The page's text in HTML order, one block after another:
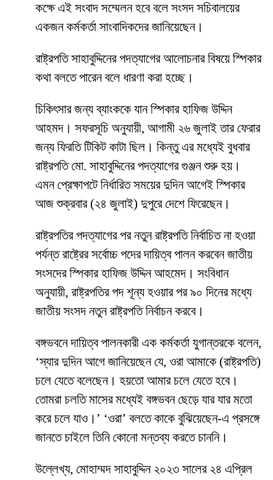
কক্ষে এই সংবাদ সম্মেলন হবে বলে সংসদ সচিবালয়ের
একজন কর্মকর্তা সাংবাদিকদের জানিয়েছেন।
রাষ্ট্রপতি সাহাবুদ্দিনের পদত্যাগের আলোচনার বিষয়ে স্পিকার
কথা বলতে পারেন বলে ধারণা করা হচ্ছে।
চিকিৎসার জন্য ব্যাংককে যান স্পিকার হাফিজ উদ্দিন
আহমদ। সফরসূচি অনুযায়ী, আগামী ২৬ জুলাই তার ফেরার
জন্য ফিরতি টিকিট কাটা ছিল। কিন্তু এর মধ্যেই বুধবার
রাষ্ট্রপতি মো. সাহাবুদ্দিনের পদত্যাগের গুঞ্জন শুরু হয়।
এমন প্রেক্ষাপটে নির্ধারিত সময়ের দুদিন আগেই স্পিকার
আজ শুক্রবার (২৪ জুলাই) দুপুরে দেশে ফিরেছেন।
রাষ্ট্রপতির পদত্যাগের পর নতুন রাষ্ট্রপতি নির্বাচিত না হওয়া
পর্যন্ত রাষ্ট্রের সর্বোচ্চ পদের দায়িত্ব পালন করবেন জাতীয়
সংসদের স্পিকার হাফিজ উদ্দিন আহমেদ। সংবিধান
অনুযায়ী, রাষ্ট্রপতির পদ শূন্য হওয়ার পর ৯০ দিনের মধ্যে
জাতীয় সংসদ নতুন রাষ্ট্রপতি নির্বাচন করবে।
বঙ্গভবনে দায়িত্ব পালনকারী এক কর্মকর্তা যুগান্তরকে বলেন,
‘স্যার দুদিন আগে জানিয়েছেন যে, ওরা আমাকে (রাষ্ট্রপতি)
চলে যেতে বলেছেন। হয়তো আমার চলে যেতে হবে।
তোমরা চলতি মাসের মধ্যেই বঙ্গভবন ছেড়ে যার যার মতো
করে চলে যাও।’ ‘ওরা’ বলতে কাকে বুঝিয়েছেন-এ প্রসঙ্গে
জানতে চাইলে তিনি কোনো মন্তব্য করতে চাননি।
উল্লেখ্য, মোহাম্মদ সাহাবুদ্দিন ২০২৩ সালের ২৪ এপ্রিল